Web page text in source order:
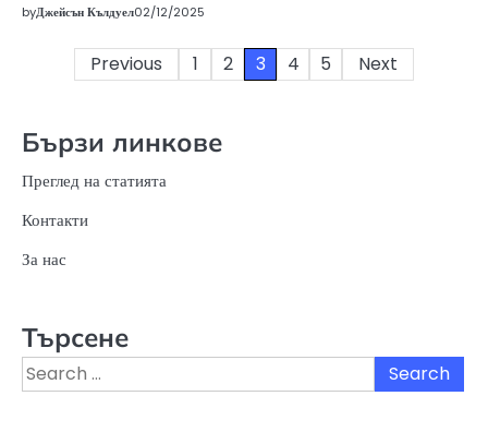
byДжейсън Кълдуел02/12/2025
Previous 1 2 3 4 5 Next
Бързи линкове
Преглед на статията
Контакти
За нас
Търсене
Search
for: